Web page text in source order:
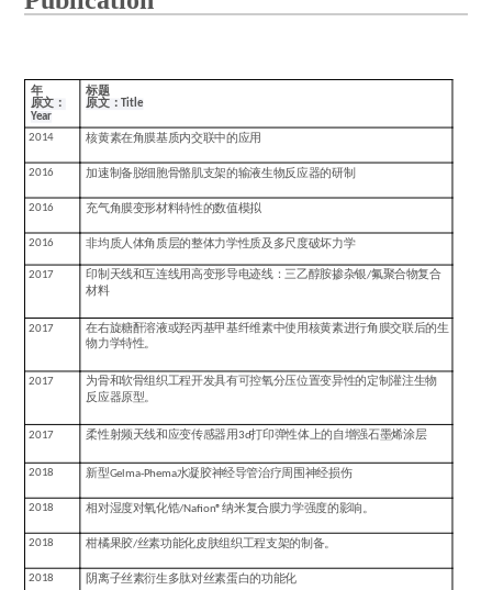
年
原文：
Year
标题
原文： Title
2014 核黄素在角膜基质内交联中的应用
2016 加速制备脱细胞骨骼肌支架的输液生物反应器的研制
2016 充气角膜变形材料特性的数值模拟
2016 非均质人体角质层的整体力学性质及多尺度破坏力学
2017 印制天线和互连线用高变形导电迹线：三乙醇胺掺杂银/氟聚合物复合
材料
2017 在右旋糖酐溶液或羟丙基甲基纤维素中使用核黄素进行角膜交联后的生
物力学特性。
2017 为骨和软骨组织工程开发具有可控氧分压位置变异性的定制灌注生物
反应器原型。
2017 柔性射频天线和应变传感器用3d打印弹性体上的自增强石墨烯涂层
2018 新型Gelma-Phema水凝胶神经导管治疗周围神经损伤
2018 相对湿度对氧化锆/Nafion®纳米复合膜力学强度的影响。
2018 柑橘果胶/丝素功能化皮肤组织工程支架的制备。
2018 阴离子丝素衍生多肽对丝素蛋白的功能化